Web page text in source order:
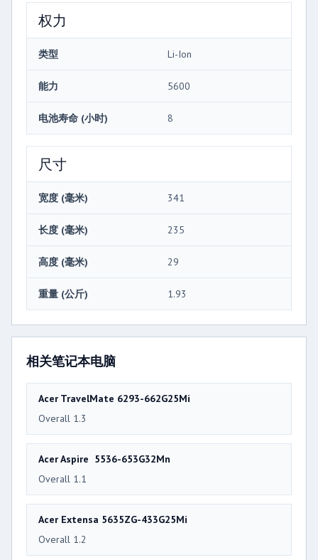
权力
类型 Li-Ion
能力 5600
电池寿命 (小时) 8
尺寸
宽度 (毫米) 341
长度 (毫米) 235
高度 (毫米) 29
重量 (公斤) 1.93
相关笔记本电脑
Acer TravelMate 6293-662G25Mi
Overall 1.3
Acer Aspire 5536-653G32Mn
Overall 1.1
Acer Extensa 5635ZG-433G25Mi
Overall 1.2